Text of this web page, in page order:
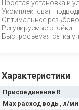
Простая установка и
Укомплектован
Оптимальное
Регулируемые стойки
Быстросъемая сетка
Характеристики
Присоединение R
Max расход воды, л/